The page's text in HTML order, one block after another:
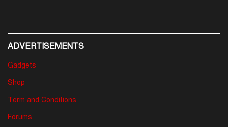
ADVERTISEMENTS
Gadgets
Shop
Term and Conditions
Forums